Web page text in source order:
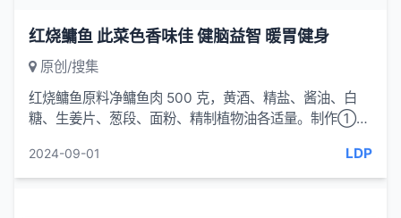
红烧鳙鱼 此菜色香味佳 健脑益智 暖胃健身
原创/搜集
红烧鳙鱼原料净鳙鱼肉 500 克，黄酒、精盐、酱油、白
糖、生姜片、葱段、面粉、精制植物油各适量。制作①先
2024-09-01 LDP